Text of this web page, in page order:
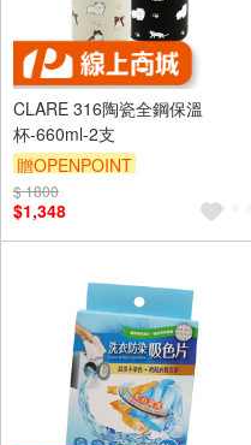
CLARE 316陶瓷全鋼保溫
杯-660ml-2支
贈OPENPOINT
$ 1800
$1,348